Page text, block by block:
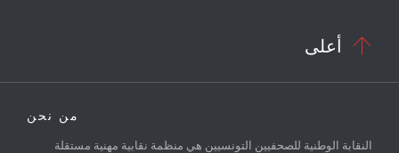
 أعلى
من نحن
النقابة الوطنية للصحفيين التونسيين هي منظمة نقابية مهنية مستقلة